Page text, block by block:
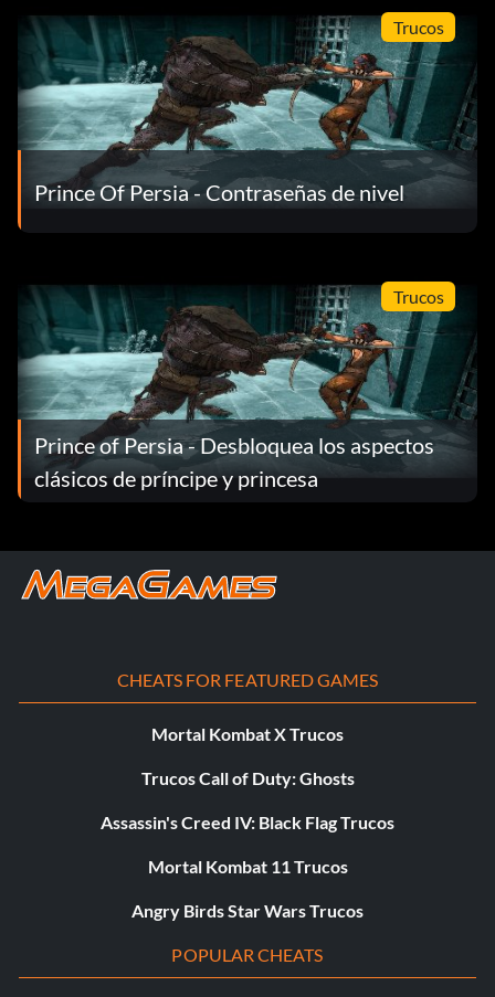
Trucos
Prince Of Persia - Contraseñas de nivel
Trucos
Prince of Persia - Desbloquea los aspectos
clásicos de príncipe y princesa
CHEATS FOR FEATURED GAMES
Mortal Kombat X Trucos
Trucos Call of Duty: Ghosts
Assassin's Creed IV: Black Flag Trucos
Mortal Kombat 11 Trucos
Angry Birds Star Wars Trucos
POPULAR CHEATS